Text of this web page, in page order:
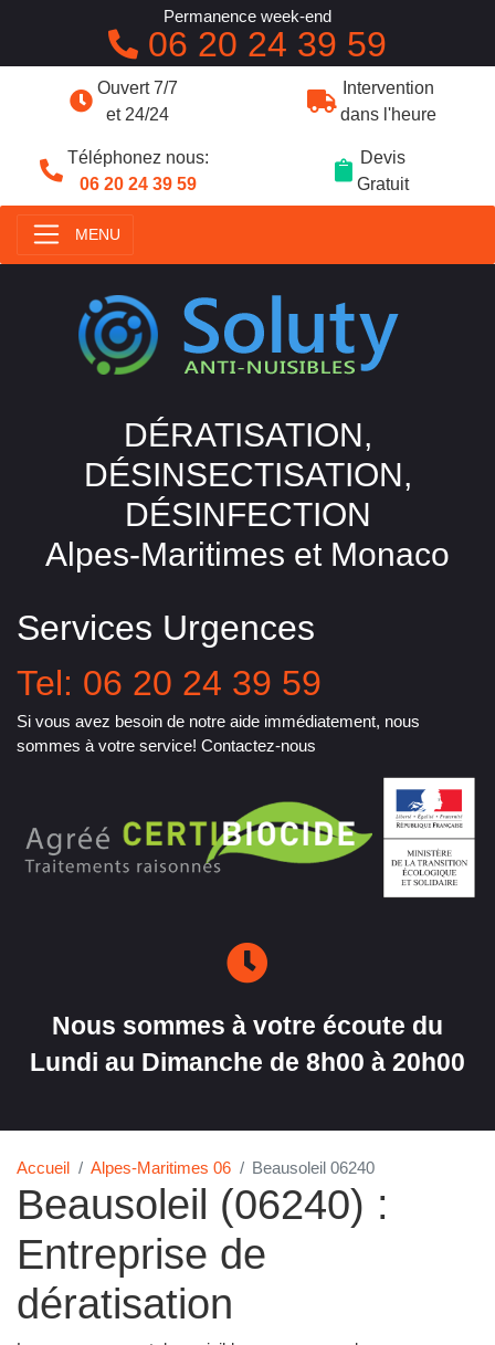
Ouvert 7/7
et 24/24
Intervention
dans l'heure
Téléphonez nous:
06 20 24 39 59
Devis
Gratuit
MENU
DÉRATISATION,
DÉSINSECTISATION,
DÉSINFECTION
Alpes-Maritimes et Monaco
Services Urgences
Tel: 06 20 24 39 59
Si vous avez besoin de notre aide immédiatement, nous
sommes à votre service! Contactez-nous
Nous sommes à votre écoute du
Lundi au Dimanche de 8h00 à 20h00
Accueil Alpes-Maritimes 06 Beausoleil 06240
Beausoleil (06240) :
Entreprise de
dératisation
Permanence week-end
06 20 24 39 59